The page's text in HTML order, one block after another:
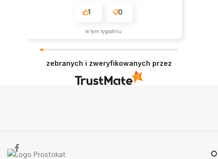
1 0
w tym tygodniu
zebranych i zweryfikowanych przez
O